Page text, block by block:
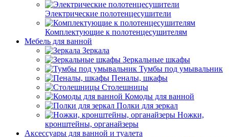
Электрические полотенцесушители
Комплектующие к полотенцесушителям
Мебель для ванной
Зеркала
Зеркальные шкафы
Тумбы под умывальник
Пеналы, шкафы
Столешницы
Комоды для ванной
Полки для зеркал
Ножки,
кронштейны, органайзеры
Аксессуары для ванной и туалета